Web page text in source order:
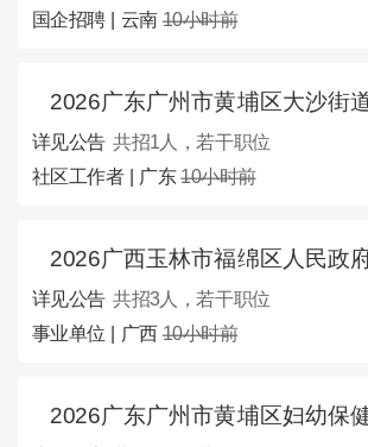
国企招聘 | 云南10小时前
2026广东广州市黄埔区大沙街道招聘编外聘
详见公告 共招1人，若干职位
社区工作者 | 广东10小时前
2026广西玉林市福绵区人民政府发展研究中心招
详见公告 共招3人，若干职位
事业单位 | 广西10小时前
2026广东广州市黄埔区妇幼保健院编外聘用